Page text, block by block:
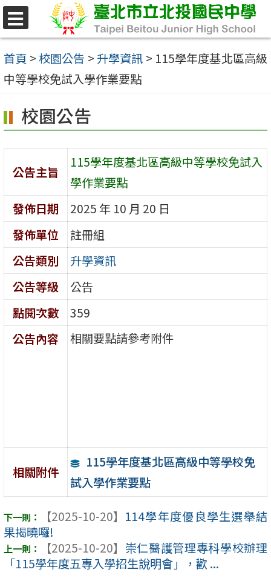
跳
至
主
要
容
區
首頁 >校園公告 > 升學資訊 > 115學年度基北區高級
中等學校免試入學作業要點
校園公告
公告主旨
115學年度基北區高級中等學校免試入
學作業要點
發佈日期
2025 年 10 月 20 日
發佈單位
註冊組
公告類別
升學資訊
公告等級
公告
點閱次數
359
公告內容
相關要點請參考附件
相關附件
115學年度基北區高級中等學校免
試入學作業要點
【2025-10-20】 114學年度優良學生選舉結
果揭曉囉!
【2025-10-20】 崇仁醫護管理專科學校辦理
「115學年度五專入學招生說明會」，歡 ...
選
單